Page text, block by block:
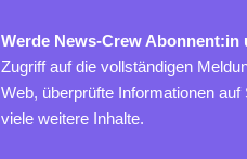
Werde News-Crew Abonnent:in
Zugriff auf die vollständigen
Web, überprüfte Informationen
viele weitere Inhalte.